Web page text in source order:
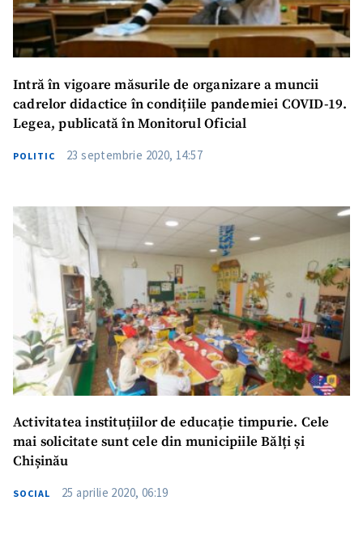
Intră în vigoare măsurile de organizare a muncii
cadrelor didactice în condițiile pandemiei COVID-19.
Legea, publicată în Monitorul Oficial
POLITIC 23 septembrie 2020, 14:57
Activitatea instituțiilor de educație timpurie. Cele
mai solicitate sunt cele din municipiile Bălți și
Chișinău
SOCIAL 25 aprilie 2020, 06:19